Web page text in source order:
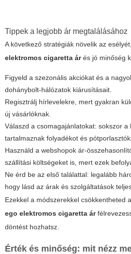
Tippek a legjobb ár megtalálásához
A következő stratégiák növelik az
elektromos cigaretta árés jó minőség
Figyeld a szezonális akciókat és a
dohánybolt-hálózatok kiárusításait.
Regisztrálj hírlevelekre, mert gyakran
új vásárlóknak.
Válaszd a csomagajánlatokat: sokszor a
tartalmaznak folyadékot és
Használd a webshopok ár-
szállítási költségeket is, mert ezek
Ne érd be az első találattal: legalább
hogy lásd az árak és szolgáltatások
Ezekkel a módszerekkel csökkentheted
ego elektromos cigaretta ár
döntést hozhatsz.
Érték és minőség: mit nézz